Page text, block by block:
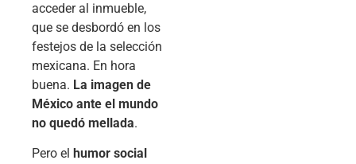
acceder al inmueble,
que se desbordó en los
festejos de la selección
mexicana. En hora
buena. La imagen de
México ante el mundo
no quedó mellada.
Pero el humor social